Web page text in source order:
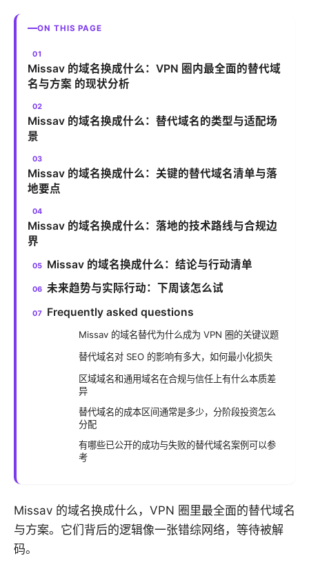
ON THIS PAGE
Missav 的域名换成什么：VPN 圈内最全面的替代域
名与方案 的现状分析
Missav 的域名换成什么：替代域名的类型与适配场
景
Missav 的域名换成什么：关键的替代域名清单与落
地要点
Missav 的域名换成什么：落地的技术路线与合规边
界
Missav 的域名换成什么：结论与行动清单
未来趋势与实际行动：下周该怎么试
Frequently asked questions
Missav 的域名替代为什么成为 VPN 圈的关键议题
替代域名对 SEO 的影响有多大，如何最小化损失
区域域名和通用域名在合规与信任上有什么本质差
异
替代域名的成本区间通常是多少，分阶段投资怎么
分配
有哪些已公开的成功与失败的替代域名案例可以参
考
Missav 的域名换成什么，VPN 圈里最全面的替代域名
与方案。它们背后的逻辑像一张错综网络，等待被解
码。